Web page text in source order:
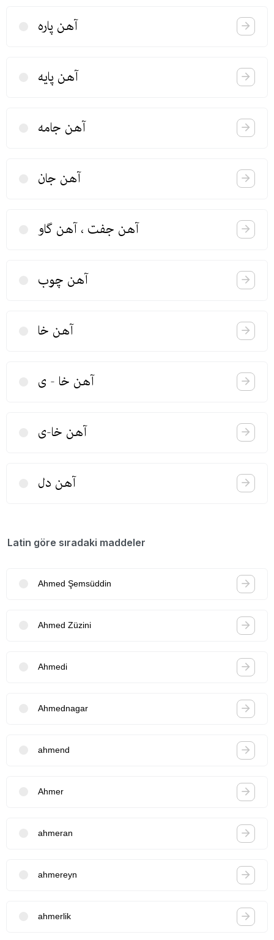
آهن پاره
آهن پایه
آهن جامه
آهن جان
آهن جفت ، آهن‌ گاو
آهن چوب
آهن خا
آهن خا - ی
آهن خا-ی
آهن دل
Latin göre sıradaki maddeler
Ahmed Şemsüddin
Ahmed Züzini
Ahmedi
Ahmednagar
ahmend
Ahmer
ahmeran
ahmereyn
ahmerlik